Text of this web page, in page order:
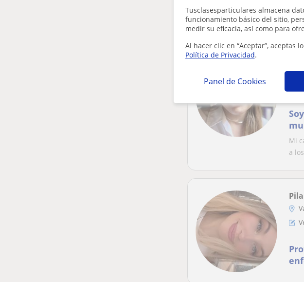
Tusclasesparticulares almacena
funcionamiento básico del sitio,
medir su eficacia, así como para
Al hacer clic en “Aceptar”, aceptas
Política de Privacidad.
Panel de Cookies
de
Mi
a